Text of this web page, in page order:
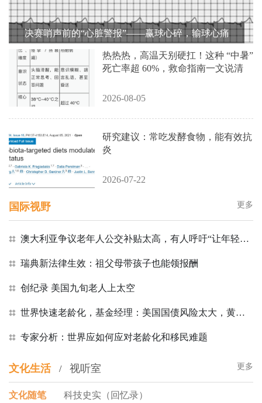
决赛哨声前的“心脏警报”——赢球心碎，输球心痛
热热热，高温天别硬扛！这种 “中暑”
死亡率超 60%，救命指南一文说清
2026-08-05
研究建议：常吃发酵食物，能有效抗
炎
2026-07-22
国际视野 更多
澳大利亚争议老年人公交补贴太高，有人呼吁“让年轻人享受更大折扣”
瑞典新法律生效：祖父母带孩子也能领报酬
创纪录 美国九旬老人上太空
世界快速老龄化，基金经理：美国国债风险太大，黄金才是更好选择
专家分析：世界应如何应对老龄化和移民难题
文化生活 / 视听室 更多
文化随笔 科技史实（回忆录）